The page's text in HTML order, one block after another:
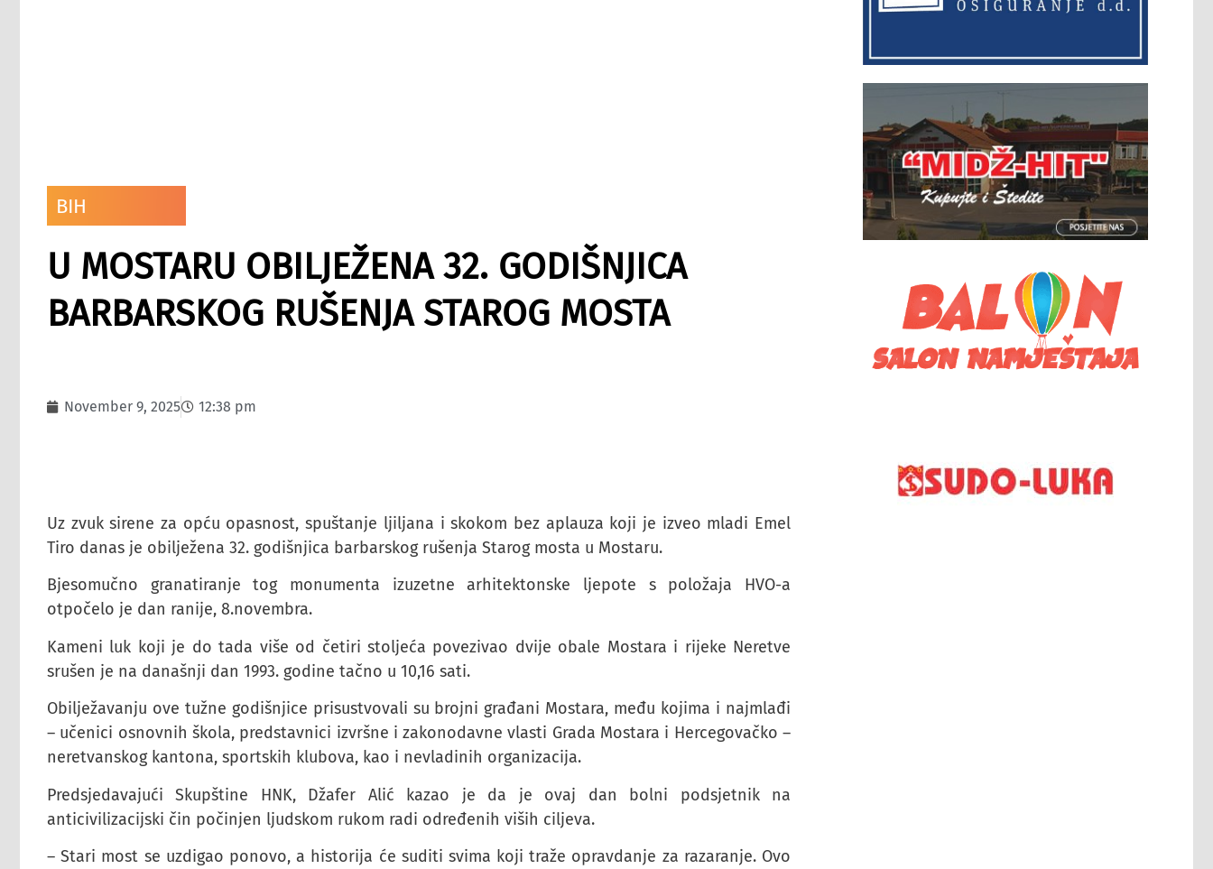
BIH
U MOSTARU OBILJEŽENA 32. GODIŠNJICA
BARBARSKOG RUŠENJA STAROG MOSTA
November 9, 2025 12:38 pm
Uz zvuk sirene za opću opasnost, spuštanje ljiljana i skokom bez aplauza koji je izveo mladi Emel
Tiro danas je obilježena 32. godišnjica barbarskog rušenja Starog mosta u Mostaru.
Bjesomučno granatiranje tog monumenta izuzetne arhitektonske ljepote s položaja HVO-a
otpočelo je dan ranije, 8.novembra.
Kameni luk koji je do tada više od četiri stoljeća povezivao dvije obale Mostara i rijeke Neretve
srušen je na današnji dan 1993. godine tačno u 10,16 sati.
Obilježavanju ove tužne godišnjice prisustvovali su brojni građani Mostara, među kojima i najmlađi
– učenici osnovnih škola, predstavnici izvršne i zakonodavne vlasti Grada Mostara i Hercegovačko –
neretvanskog kantona, sportskih klubova, kao i nevladinih organizacija.
Predsjedavajući Skupštine HNK, Džafer Alić kazao je da je ovaj dan bolni podsjetnik na
anticivilizacijski čin počinjen ljudskom rukom radi određenih viših ciljeva.
– Stari most se uzdigao ponovo, a historija će suditi svima koji traže opravdanje za razaranje. Ovo